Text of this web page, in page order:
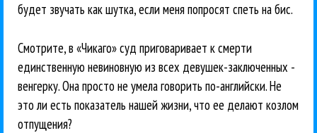
будет звучать как шутка, если меня попросят спеть на бис.
Смотрите, в «Чикаго» суд приговаривает к смерти
единственную невиновную из всех девушек-заключенных -
венгерку. Она просто не умела говорить по-английски. Не
это ли есть показатель нашей жизни, что ее делают козлом
отпущения?